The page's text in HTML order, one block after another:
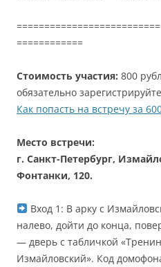
============
Стоимость участия: 800
обязательно
Как попасть на встречу за
Место встречи:
г. Санкт-Петербург,
Фонтанки, 120.
Вход 1: В арку с
налево, дойти до конца,
— дверь с табличкой
Измайловский». Код